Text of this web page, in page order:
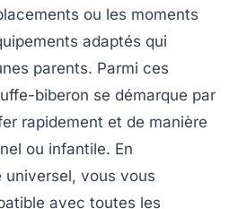
ou les moments
adaptés qui
parents. Parmi ces
biberon se démarque par
rapidement et de manière
ou infantile. En
universel, vous vous
avec toutes les